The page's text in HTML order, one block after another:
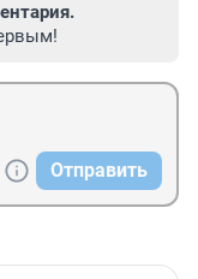
Отправить